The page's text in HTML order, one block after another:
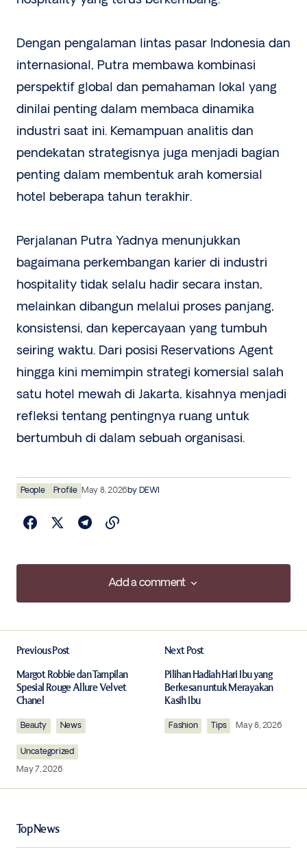
Dengan pengalaman lintas pasar Indonesia dan
internasional, Putra membawa kombinasi
perspektif global dan pemahaman lokal yang
dinilai penting dalam membaca dinamika
industri saat ini. Kemampuan analitis dan
pendekatan strategisnya juga menjadi bagian
penting dalam membentuk arah komersial
hotel beberapa tahun terakhir.
Perjalanan Putra Yadnya menunjukkan
bagaimana perkembangan karier di industri
hospitality tidak selalu hadir secara instan,
melainkan dibangun melalui proses panjang,
konsistensi, dan kepercayaan yang tumbuh
seiring waktu. Dari posisi Reservations Agent
hingga kini memimpin strategi komersial salah
satu hotel mewah di Jakarta, kisahnya menjadi
refleksi tentang pentingnya ruang untuk
bertumbuh di dalam sebuah organisasi.
People Profile May 8, 2026by DEWI
Add a comment
Add a comment
Required fields are marked*
Previous Post
Margot Robbie dan Tampilan
Spesial Rouge Allure Velvet
Chanel
Beauty News
Uncategorized
May 7, 2026
Next Post
Pilihan Hadiah Hari Ibu yang
Berkesan untuk Merayakan
Kasih Ibu
Fashion Tips May 8, 2026
Top News